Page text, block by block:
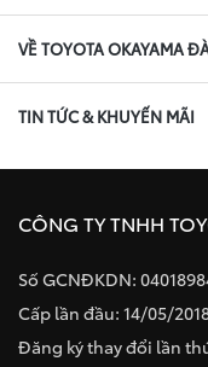
VỀ TOYOTA OKAYAMA
TIN TỨC & KHUYẾN MÃI
CÔNG TY TNHH
Số GCNĐKDN:
Cấp lần đầu: 14/05/
Đăng ký thay đổi lần